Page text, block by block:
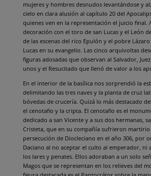
mujeres y hombres desnudos levantándose y
cielo en clara alusión al capítulo 20 del
quienes ven en la representación el juicio final.
decoración con el toro de san Lucas y el León
de las escenas del rico Epulón y el pobre
Lucas en su evangelio. Las cinco arquivoltas
figuras adosadas que observan al Salvador,
unos y el Resucitado que llenó de valor a los
En el interior de la basílica nos sorprendió la
delimitando las tres naves y la planta de cruz
bóvedas de crucería. Quizá lo más destacado
el cenotafio y la cripta. El cenotafio es el
dedicado a san Vicente y a sus dos hermanas,
Cristeta, que en su compañía sufrieron
persecución de Diocleciano en el año 306, por
Daciano al no aceptar el culto al emperador, ni
los lares y penates. Ellos adoraban a un solo
Magos que se representan en los relieves del